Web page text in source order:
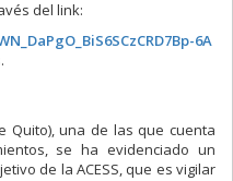
del link:
6A
Quito), una de las que cuenta
se ha evidenciado un
de la ACESS, que es vigilar